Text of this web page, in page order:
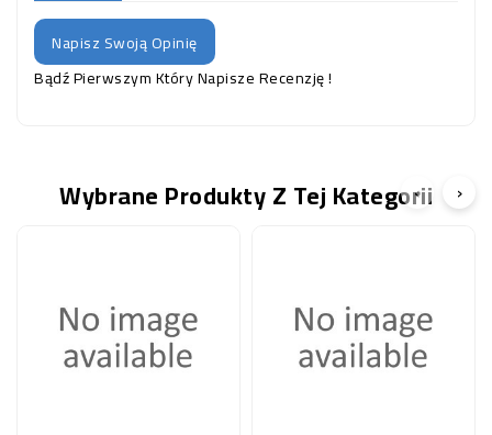
Napisz Swoją Opinię
Bądź Pierwszym Który Napisze Recenzję !
Wybrane Produkty Z Tej Kategorii
‹ ›